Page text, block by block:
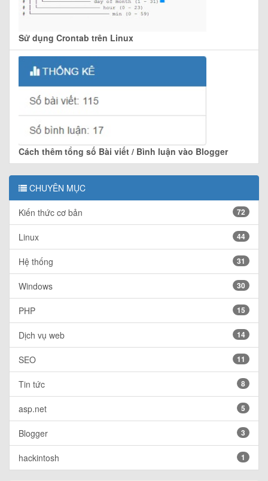
Sử dụng Crontab trên Linux
Cách thêm tổng số Bài viết / Bình luận vào Blogger
CHUYÊN MỤC
Kiến thức cơ bản 72
Linux 44
Hệ thống 31
Windows 30
PHP 15
Dịch vụ web 14
SEO 11
Tin tức 8
asp.net 5
Blogger 3
hackintosh 1